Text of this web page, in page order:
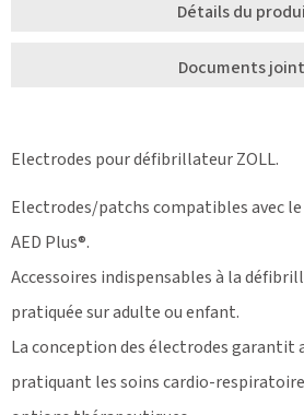
Détails du
Documents
Electrodes pour défibrillateur ZOLL.
Electrodes/patchs compatibles avec
AED Plus®.
Accessoires indispensables à la
pratiquée sur adulte ou enfant.
La conception des électrodes garantit
pratiquant les soins cardio-